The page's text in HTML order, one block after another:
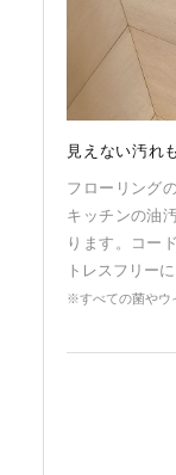
見えない汚れ
フローリング
キッチンの油
ります。コー
トレスフリー
※すべての菌やウ